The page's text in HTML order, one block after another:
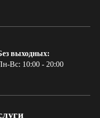
выходных:
Вс: 10:00 - 20:00